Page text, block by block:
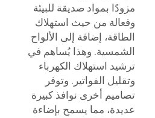
مزودًا بمواد صديقة للبيئة
وفعالة من حيث استهلاك
الطاقة، إضافة إلى الألواح
الشمسية. وهذا يُساهم في
ترشيد استهلاك الكهرباء
وتقليل الفواتير. وتوفر
تصاميم أخرى نوافذ كبيرة
عديدة، مما يسمح بإضاءة